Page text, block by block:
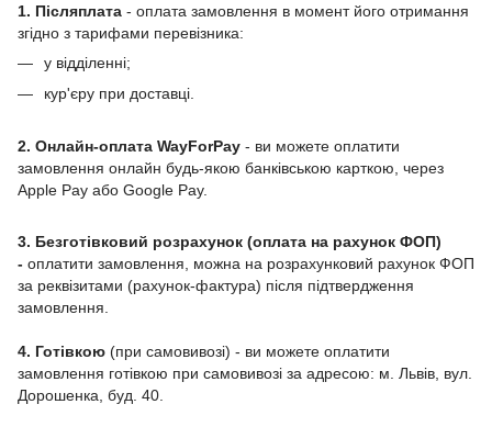
1. Післяплата - оплата замовлення в момент його отримання
згідно з тарифами перевізника:
у відділенні;
кур'єру при доставці.
2. Онлайн-оплата WayForPay - ви можете оплатити
замовлення онлайн будь-якою банківською карткою, через
Apple Pay або Google Pay.
3. Безготівковий розрахунок (оплата на рахунок ФОП)
- оплатити замовлення, можна на розрахунковий рахунок ФОП
за реквізитами (рахунок-фактура) після підтвердження
замовлення.
4. Готівкою (при самовивозі) - ви можете оплатити
замовлення готівкою при самовивозі за адресою: м. Львів, вул.
Дорошенка, буд. 40.